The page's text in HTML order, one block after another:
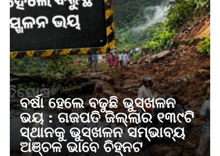
ବର୍ଷା ହେଲେ ବଢୁଛି ଭୁସ୍ଖଳନ
ଭୟ : ଗଜପତି ଜିଲ୍ଲାର ୧୩୯ଟି
ସ୍ଥାନକୁ ଭୁସ୍ଖଳନ ସମ୍ଭାବ୍ୟ
ଅଞ୍ଚଳ ଭାବେ ଚିହ୍ନଟ